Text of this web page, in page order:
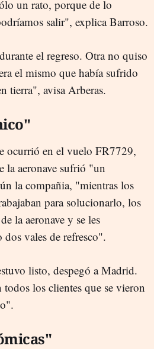
un rato, porque de lo
salir", explica Barroso.
el regreso. Otra no quiso
el mismo que había sufrido
tierra", avisa Arberas.
ocurrió en el vuelo FR7729,
la aeronave sufrió "un
la compañia, "mientras los
para solucionarlo, los
la aeronave y se les
vales de refresco".
listo, despegó a Madrid.
los clientes que se vieron